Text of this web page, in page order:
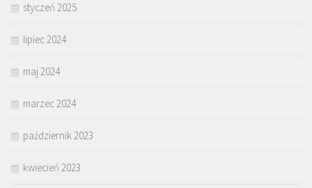
styczeń 2025
lipiec 2024
maj 2024
marzec 2024
październik 2023
kwiecień 2023